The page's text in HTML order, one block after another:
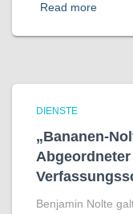
Read more
DIENSTE
„Bananen-
Benjamin Nolte